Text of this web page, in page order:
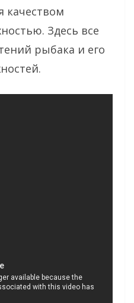
качеством
Здесь все
рыбака и его